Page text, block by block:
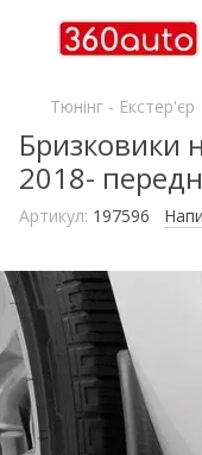
Тюнінг - Екстер'єр
Бризковики
2018-
Артикул: 197596